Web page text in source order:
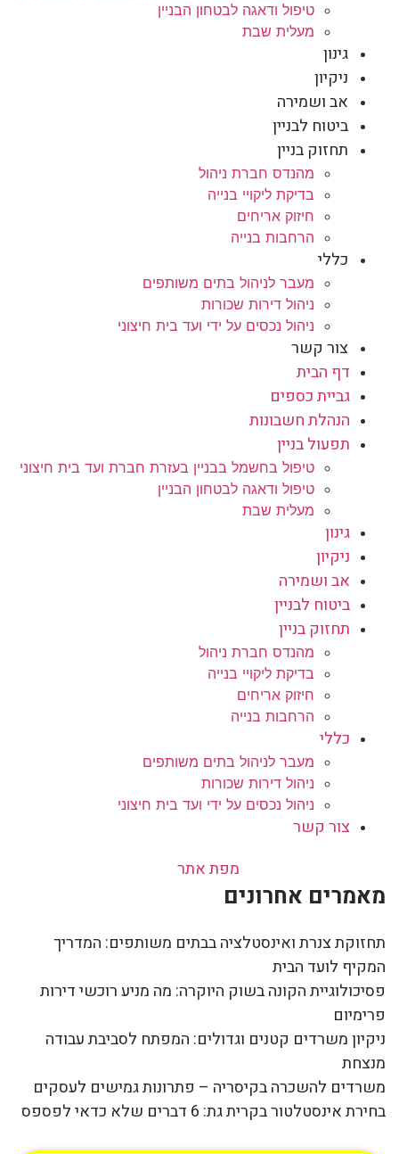
טיפול ודאגה לבטחון הבניין
מעלית שבת
גינון
ניקיון
אב ושמירה
ביטוח לבניין
תחזוק בניין
מהנדס חברת ניהול
בדיקת ליקויי בנייה
חיזוק אריחים
הרחבות בנייה
כללי
מעבר לניהול בתים משותפים
ניהול דירות שכורות
ניהול נכסים על ידי ועד בית חיצוני
צור קשר
דף הבית
גביית כספים
הנהלת חשבונות
תפעול בניין
טיפול בחשמל בבניין בעזרת חברת ועד בית חיצוני
טיפול ודאגה לבטחון הבניין
מעלית שבת
גינון
ניקיון
אב ושמירה
ביטוח לבניין
תחזוק בניין
מהנדס חברת ניהול
בדיקת ליקויי בנייה
חיזוק אריחים
הרחבות בנייה
כללי
מעבר לניהול בתים משותפים
ניהול דירות שכורות
ניהול נכסים על ידי ועד בית חיצוני
צור קשר
מפת אתר
מאמרים אחרונים
תחזוקת צנרת ואינסטלציה בבתים משותפים: המדריך
המקיף לועד הבית
פסיכולוגיית הקונה בשוק היוקרה: מה מניע רוכשי דירות
פרימיום
ניקיון משרדים קטנים וגדולים: המפתח לסביבת עבודה
מנצחת
משרדים להשכרה בקיסריה – פתרונות גמישים לעסקים
בחירת אינסטלטור בקרית גת: 6 דברים שלא כדאי לפספס